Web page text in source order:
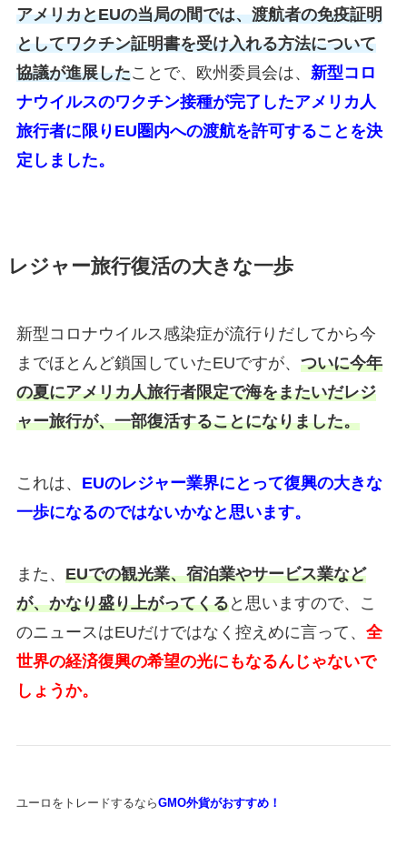
アメリカとEUの当局の間では、渡航者の免疫証明
としてワクチン証明書を受け入れる方法について
協議が進展したことで、欧州委員会は、 新型コロ
ナウイルスのワクチン接種が完了したアメリカ人
旅行者に限りEU圏内への渡航を許可することを決
定しました。
レジャー旅行復活の大きな一歩
新型コロナウイルス感染症が流行りだしてから今
までほとんど鎖国していたEUですが、 ついに今年
の夏にアメリカ人旅行者限定で海をまたいだレジ
ャー旅行が、一部復活することになりました。
これは、 EUのレジャー業界にとって復興の大きな
一歩になるのではないかなと思います。
また、 EUでの観光業、宿泊業やサービス業など
が、かなり盛り上がってくると思いますので、こ
のニュースはEUだけではなく控えめに言って、 全
世界の経済復興の希望の光にもなるんじゃないで
しょうか。
ユーロをトレードするならGMO外貨がおすすめ！